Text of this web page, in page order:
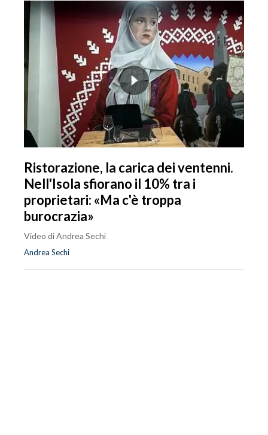
Ristorazione, la carica dei ventenni.
Nell'Isola sfiorano il 10% tra i
proprietari: «Ma c'è troppa
burocrazia»
Video di Andrea Sechi
Andrea Sechi